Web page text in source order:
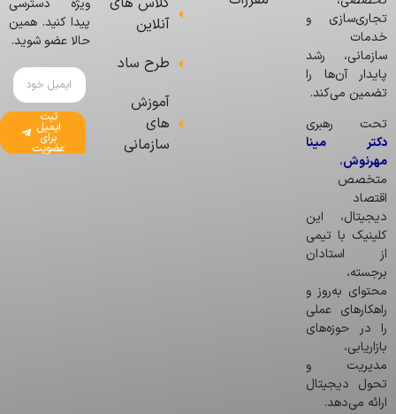
تجاری‌سازی و
خدمات
سازمانی، رشد
پایدار آن‌ها را
تضمین می‌کند.
تحت رهبری
دکتر مینا
مهرنوش،
متخصص
اقتصاد
دیجیتال، این
کلینیک با تیمی
از استادان
برجسته،
محتوای به‌روز و
راهکارهای عملی
را در حوزه‌های
بازاریابی،
مدیریت و
تحول دیجیتال
ارائه می‌دهد.
آنلاین
طرح ساد
آموزش
های
سازمانی
پیدا کنید. همین
حالا عضو شوید.
ثبت
ایمیل
برای
عضویت